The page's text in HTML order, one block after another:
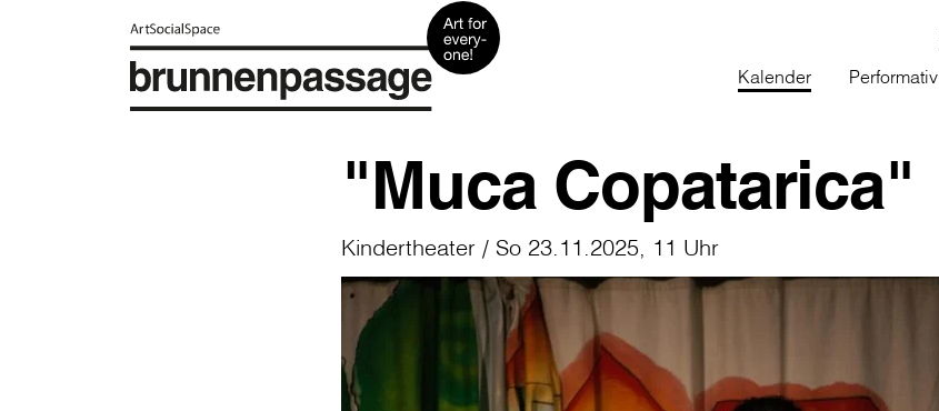
Kalender Performativ
"Muca Copatarica"
Kindertheater / So 23.11.2025, 11 Uhr